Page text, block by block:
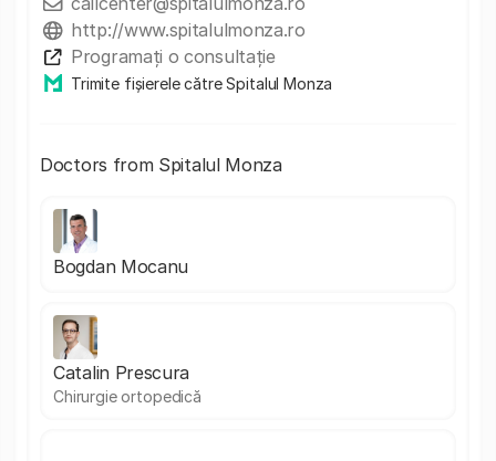
http://www.spitalulmonza.ro
Programați o consultație
Trimite fișierele către Spitalul Monza
Doctors from Spitalul Monza
Bogdan Mocanu
Catalin Prescura
Chirurgie ortopedică